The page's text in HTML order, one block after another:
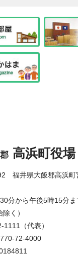
高浜町役場
福井県大飯郡高浜町
分から午後5時15分
く）
1111（代表）
72-4000